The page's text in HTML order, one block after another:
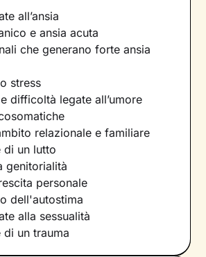
all’ansia
e ansia acuta
che generano forte ansia
stress
difficoltà legate all’umore
relazionale e familiare
di un lutto
genitorialità
personale
dell'autostima
alla sessualità
di un trauma